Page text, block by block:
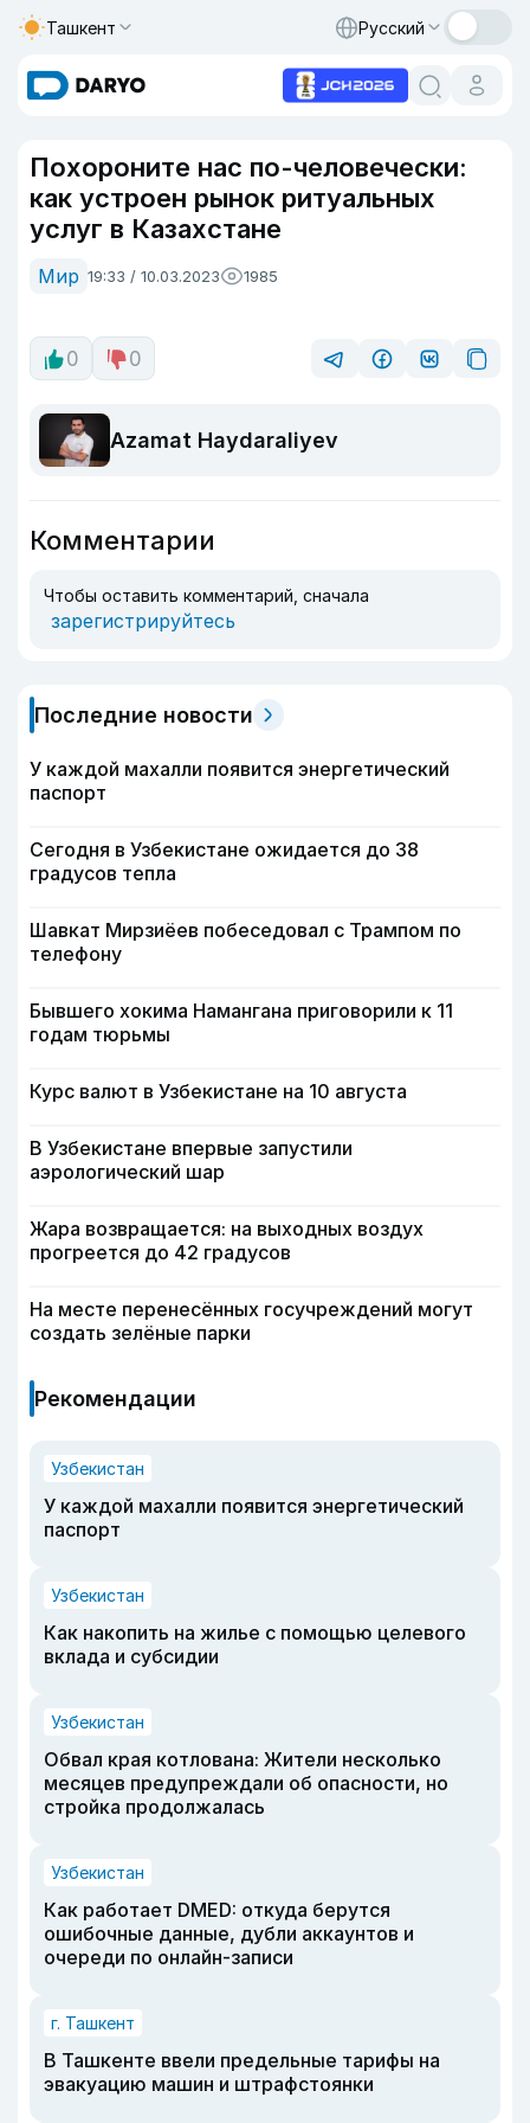
Ташкент Русский
Похороните нас по-человечески:
как устроен рынок ритуальных
услуг в Казахстане
Мир 19:33 / 10.03.2023 1985
0 0
Azamat Haydaraliyev
Комментарии
Чтобы оставить комментарий, сначала
зарегистрируйтесь
Последние новости
У каждой махалли появится энергетический
паспорт
Сегодня в Узбекистане ожидается до 38
градусов тепла
Шавкат Мирзиёев побеседовал с Трампом по
телефону
Бывшего хокима Намангана приговорили к 11
годам тюрьмы
Курс валют в Узбекистане на 10 августа
В Узбекистане впервые запустили
аэрологический шар
Жара возвращается: на выходных воздух
прогреется до 42 градусов
На месте перенесённых госучреждений могут
создать зелёные парки
Рекомендации
Узбекистан
У каждой махалли появится энергетический
паспорт
Узбекистан
Как накопить на жилье с помощью целевого
вклада и субсидии
Узбекистан
Обвал края котлована: Жители несколько
месяцев предупреждали об опасности, но
стройка продолжалась
Узбекистан
Как работает DMED: откуда берутся
ошибочные данные, дубли аккаунтов и
очереди по онлайн-записи
г. Ташкент
В Ташкенте ввели предельные тарифы на
эвакуацию машин и штрафстоянки